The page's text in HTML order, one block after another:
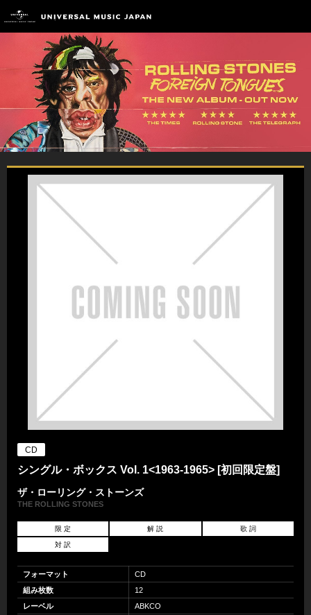
CD
シングル・ボックス Vol. 1<1963-1965> [初回限定盤]
ザ・ローリング・ストーンズ
THE ROLLING STONES
限 定 解 説 歌 詞
対 訳
フォーマット
CD
組み枚数
12
レーベル
ABKCO